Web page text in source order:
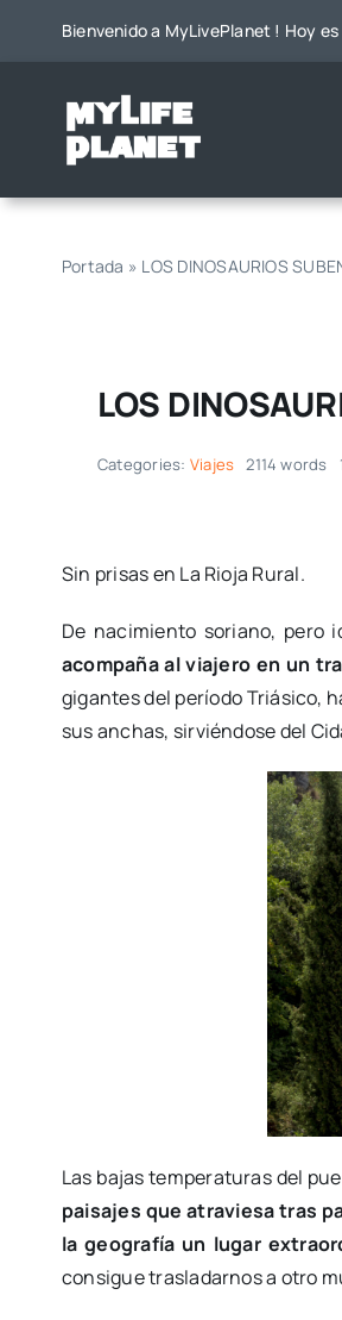
Bienvenido a MyLivePlanet ! Hoy
Portada » LOS DINOSAURIOS
LOS
Categories: Viajes 2114 words
Sin prisas en La Rioja Rural.
De nacimiento soriano, pero
acompaña al viajero en un
gigantes del período Triásico,
sus anchas, sirviéndose del
Las bajas temperaturas del
paisajes que atraviesa tras
la geografía un lugar
consigue trasladarnos a otro